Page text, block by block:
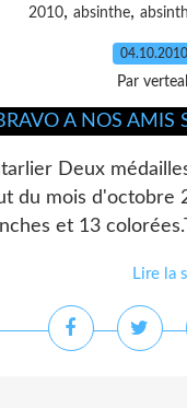
2010, absinthe,
04.10.2010
Par
Deux
du mois d'octobre
et 13
Lire la